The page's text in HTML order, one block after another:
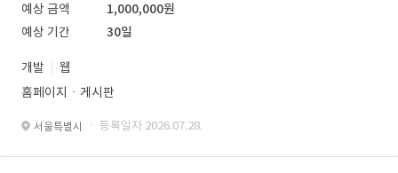
예상 금액
1,000,000원
예상 기간
30일
개발
웹
홈페이지ㆍ게시판
서울특별시 · 등록일자 2026.07.28.